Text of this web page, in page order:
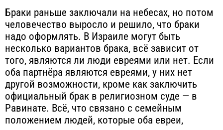
Браки раньше заключали на небесах, но потом
человечество выросло и решило, что браки
надо оформлять. В Израиле могут быть
несколько вариантов брака, всё зависит от
того, являются ли люди евреями или нет. Если
оба партнёра являются евреями, у них нет
другой возможности, кроме как заключить
официальный брак в религиозном суде — в
Равинате. Всё, что связано с семейным
положением людей, которые оба евреи,